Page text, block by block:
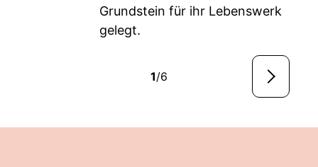
Grundstein für ihr Lebenswerk
gelegt.
1/6